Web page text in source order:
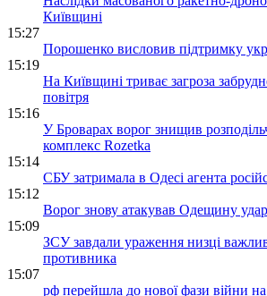
Київщині
15:27
Порошенко висловив підтримку
15:19
На Київщині триває загроза
повітря
15:16
У Броварах ворог знищив
комплекс Rozetka
15:14
СБУ затримала в Одесі агента
15:12
Ворог знову атакував Одещину
15:09
ЗСУ завдали ураження низці
противника
15:07
рф перейшла до нової фази війни